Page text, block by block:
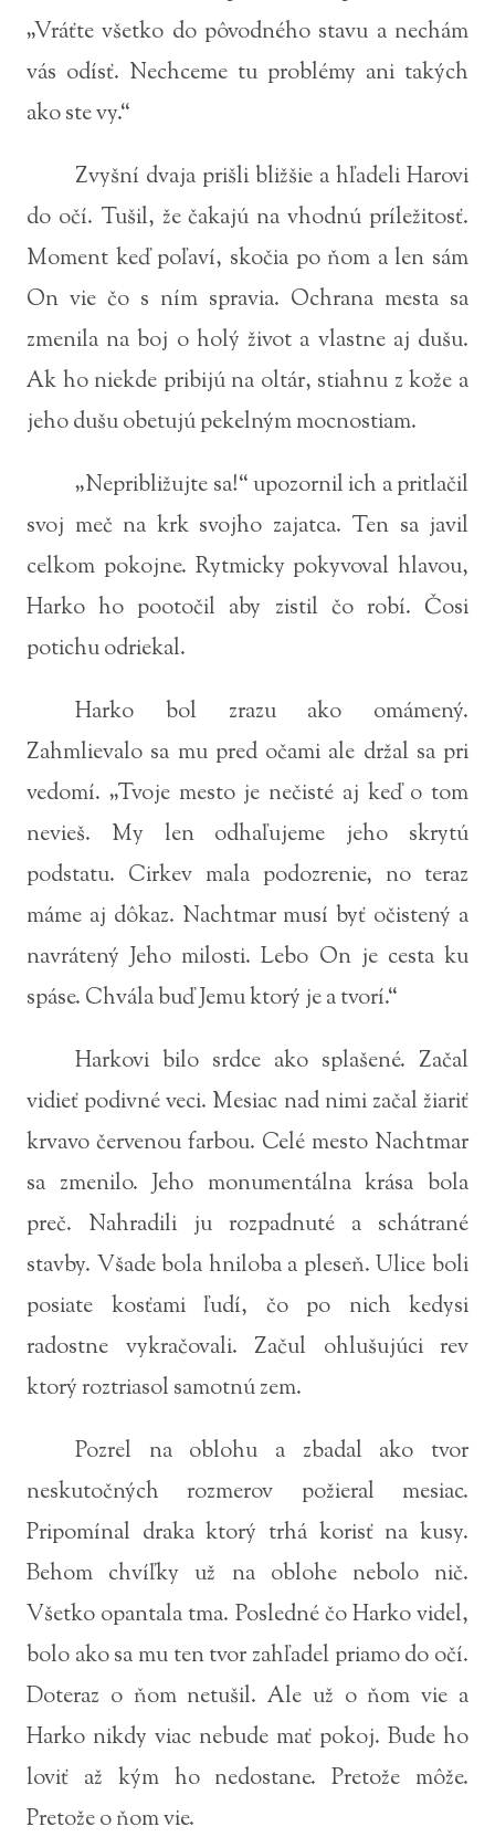
„Vráťte všetko do pôvodného stavu a nechám
vás odísť. Nechceme tu problémy ani takých
ako ste vy.“
Zvyšní dvaja prišli bližšie a hľadeli Harovi
do očí. Tušil, že čakajú na vhodnú príležitosť.
Moment keď poľaví, skočia po ňom a len sám
On vie čo s ním spravia. Ochrana mesta sa
zmenila na boj o holý život a vlastne aj dušu.
Ak ho niekde pribijú na oltár, stiahnu z kože a
jeho dušu obetujú pekelným mocnostiam.
„Nepribližujte sa!“ upozornil ich a pritlačil
svoj meč na krk svojho zajatca. Ten sa javil
celkom pokojne. Rytmicky pokyvoval hlavou,
Harko ho pootočil aby zistil čo robí. Čosi
potichu odriekal.
Harko bol zrazu ako omámený.
Zahmlievalo sa mu pred očami ale držal sa pri
vedomí. „Tvoje mesto je nečisté aj keď o tom
nevieš. My len odhaľujeme jeho skrytú
podstatu. Cirkev mala podozrenie, no teraz
máme aj dôkaz. Nachtmar musí byť očistený a
navrátený Jeho milosti. Lebo On je cesta ku
spáse. Chvála buď Jemu ktorý je a tvorí.“
Harkovi bilo srdce ako splašené. Začal
vidieť podivné veci. Mesiac nad nimi začal žiariť
krvavo červenou farbou. Celé mesto Nachtmar
sa zmenilo. Jeho monumentálna krása bola
preč. Nahradili ju rozpadnuté a schátrané
stavby. Všade bola hniloba a pleseň. Ulice boli
posiate kosťami ľudí, čo po nich kedysi
radostne vykračovali. Začul ohlušujúci rev
ktorý roztriasol samotnú zem.
Pozrel na oblohu a zbadal ako tvor
neskutočných rozmerov požieral mesiac.
Pripomínal draka ktorý trhá korisť na kusy.
Behom chvíľky už na oblohe nebolo nič.
Všetko opantala tma. Posledné čo Harko videl,
bolo ako sa mu ten tvor zahľadel priamo do očí.
Doteraz o ňom netušil. Ale už o ňom vie a
Harko nikdy viac nebude mať pokoj. Bude ho
loviť až kým ho nedostane. Pretože môže.
Pretože o ňom vie.